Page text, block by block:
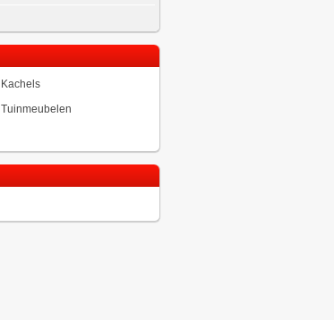
Kachels
Tuinmeubelen